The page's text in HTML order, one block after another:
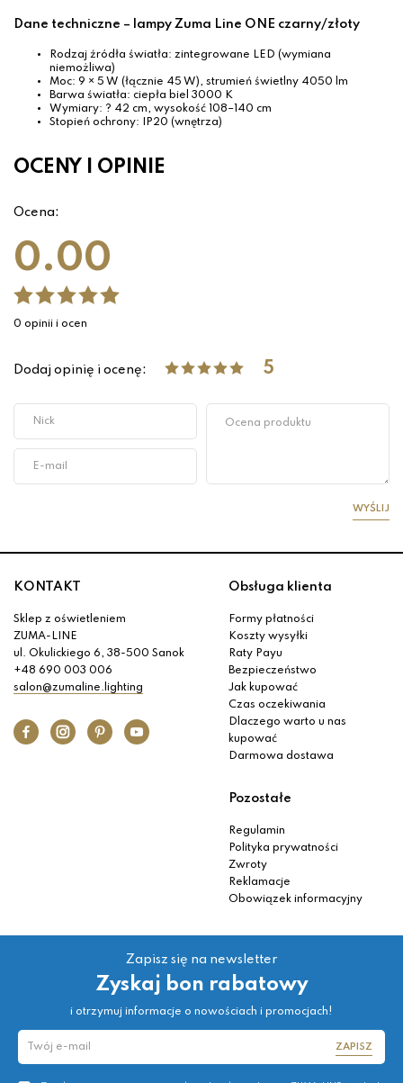
Dane techniczne – lampy Zuma Line ONE czarny/złoty
Rodzaj źródła światła: zintegrowane LED (wymiana
niemożliwa)
Moc: 9 × 5 W (łącznie 45 W), strumień świetlny 4050 lm
Barwa światła: ciepła biel 3000 K
Wymiary: ? 42 cm, wysokość 108–140 cm
Stopień ochrony: IP20 (wnętrza)
OCENY I OPINIE
Ocena:
0.00
0 opinii i ocen
Dodaj opinię i ocenę: 5
WYŚLIJ
KONTAKT
Sklep z oświetleniem
ZUMA-LINE
ul. Okulickiego 6, 38-500 Sanok
+48 690 003 006
salon@zumaline.lighting
Obsługa klienta
Formy płatności
Koszty wysyłki
Raty Payu
Bezpieczeństwo
Jak kupować
Czas oczekiwania
Dlaczego warto u nas
kupować
Darmowa dostawa
Pozostałe
Regulamin
Polityka prywatności
Zwroty
Reklamacje
Obowiązek informacyjny
Zapisz się na newsletter
Zyskaj bon rabatowy
i otrzymuj informacje o nowościach i promocjach!
ZAPISZ